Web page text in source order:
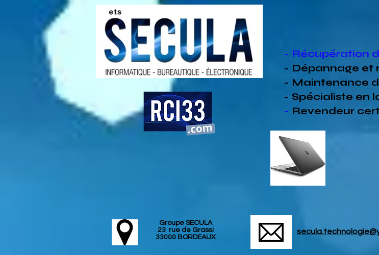
- Récupération
- Dépannage et
- Maintenance
- Spécialiste en
- Revendeur
Groupe SECULA
23 rue de Grassi
33000 BORDEAUX